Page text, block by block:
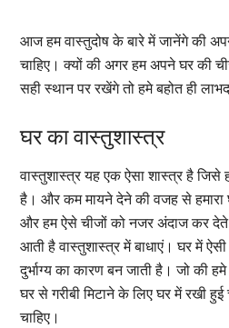
आज हम वास्तुदोष के बारे में जानेंगे की
चाहिए। क्यों की अगर हम अपने घर की
सही स्थान पर रखेंगे तो हमे बहोत ही
घर का वास्तुशास्त्र
वास्तुशास्त्र यह एक ऐसा शास्त्र है
है। और कम मायने देने की वजह से हमारा
और हम ऐसे चीजों को नजर अंदाज कर
आती है वास्तुशास्त्र में बाधाएं। घर में
दुर्भाग्य का कारण बन जाती है। जो की
घर से गरीबी मिटाने के लिए घर में रखी हुई
चाहिए।